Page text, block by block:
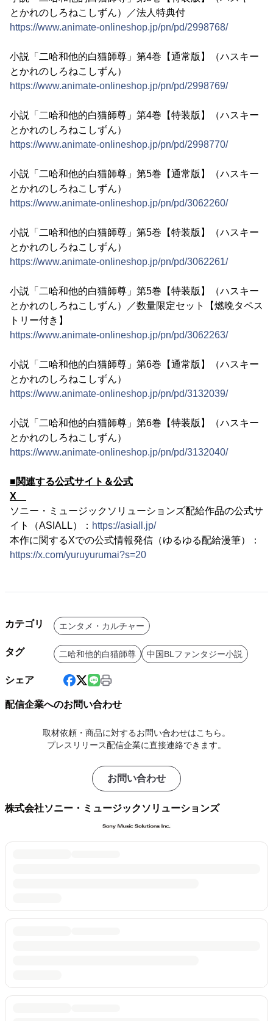
とかれのしろねこしずん）／法人特典付
https://www.animate-onlineshop.jp/pn/pd/2998768/
小説「二哈和他的白猫師尊」第4巻【通常版】（ハスキー
とかれのしろねこしずん）
https://www.animate-onlineshop.jp/pn/pd/2998769/
小説「二哈和他的白猫師尊」第4巻【特装版】（ハスキー
とかれのしろねこしずん）
https://www.animate-onlineshop.jp/pn/pd/2998770/
小説「二哈和他的白猫師尊」第5巻【通常版】（ハスキー
とかれのしろねこしずん）
https://www.animate-onlineshop.jp/pn/pd/3062260/
小説「二哈和他的白猫師尊」第5巻【特装版】（ハスキー
とかれのしろねこしずん）
https://www.animate-onlineshop.jp/pn/pd/3062261/
小説「二哈和他的白猫師尊」第5巻【特装版】（ハスキー
とかれのしろねこしずん）／数量限定セット【燃晩タペス
トリー付き】
https://www.animate-onlineshop.jp/pn/pd/3062263/
小説「二哈和他的白猫師尊」第6巻【通常版】（ハスキー
とかれのしろねこしずん）
https://www.animate-onlineshop.jp/pn/pd/3132039/
小説「二哈和他的白猫師尊」第6巻【特装版】（ハスキー
とかれのしろねこしずん）
https://www.animate-onlineshop.jp/pn/pd/3132040/
■関連する公式サイト＆公式
X
ソニー・ミュージックソリューションズ配給作品の公式サ
イト（ASIALL）： https://asiall.jp/
本作に関するXでの公式情報発信（ゆるゆる配給漫筆）：
https://x.com/yuruyurumai?s=20
カテゴリ エンタメ・カルチャー
タグ 二哈和他的白猫師尊 中国BLファンタジー小説
シェア
配信企業へのお問い合わせ
取材依頼・商品に対するお問い合わせはこちら。
プレスリリース配信企業に直接連絡できます。
お問い合わせ
株式会社ソニー・ミュージックソリューションズ